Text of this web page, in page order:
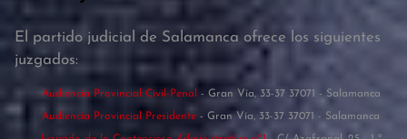
El partido judicial de Salamanca ofrece los siguientes
juzgados:
Audiencia Provincial Civil-Penal - Gran Vía, 33-37 37071 - Salamanca
Audiencia Provincial Presidente - Gran Vía, 33-37 37071 - Salamanca